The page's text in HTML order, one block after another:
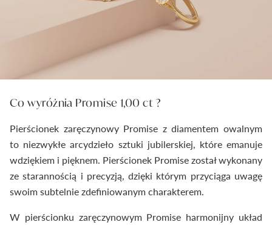
Co wyróżnia Promise 1,00 ct ?
Pierścionek zaręczynowy Promise z diamentem owalnym
to niezwykłe arcydzieło sztuki jubilerskiej, które emanuje
wdziękiem i pięknem. Pierścionek Promise został wykonany
ze starannością i precyzją, dzięki którym przyciąga uwagę
swoim subtelnie zdefiniowanym charakterem.
W pierścionku zaręczynowym Promise harmonijny układ